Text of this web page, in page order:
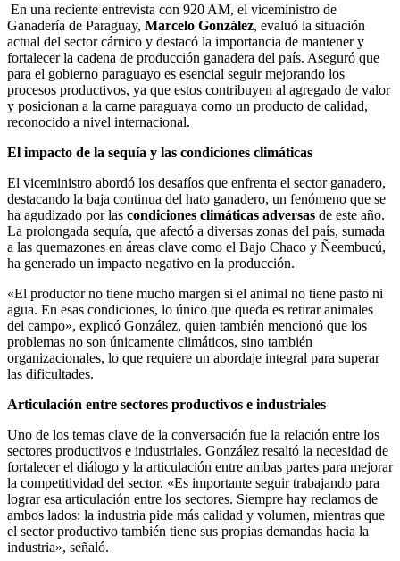
En una reciente entrevista con 920 AM, el viceministro de
Ganadería de Paraguay, Marcelo González, evaluó la situación
actual del sector cárnico y destacó la importancia de mantener y
fortalecer la cadena de producción ganadera del país. Aseguró que
para el gobierno paraguayo es esencial seguir mejorando los
procesos productivos, ya que estos contribuyen al agregado de valor
y posicionan a la carne paraguaya como un producto de calidad,
reconocido a nivel internacional.
El impacto de la sequía y las condiciones climáticas
El viceministro abordó los desafíos que enfrenta el sector ganadero,
destacando la baja continua del hato ganadero, un fenómeno que se
ha agudizado por las condiciones climáticas adversas de este año.
La prolongada sequía, que afectó a diversas zonas del país, sumada
a las quemazones en áreas clave como el Bajo Chaco y Ñeembucú,
ha generado un impacto negativo en la producción.
«El productor no tiene mucho margen si el animal no tiene pasto ni
agua. En esas condiciones, lo único que queda es retirar animales
del campo», explicó González, quien también mencionó que los
problemas no son únicamente climáticos, sino también
organizacionales, lo que requiere un abordaje integral para superar
las dificultades.
Articulación entre sectores productivos e industriales
Uno de los temas clave de la conversación fue la relación entre los
sectores productivos e industriales. González resaltó la necesidad de
fortalecer el diálogo y la articulación entre ambas partes para mejorar
la competitividad del sector. «Es importante seguir trabajando para
lograr esa articulación entre los sectores. Siempre hay reclamos de
ambos lados: la industria pide más calidad y volumen, mientras que
el sector productivo también tiene sus propias demandas hacia la
industria», señaló.